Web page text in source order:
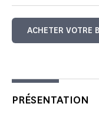
ACHETER VOTRE
PRÉSENTATION